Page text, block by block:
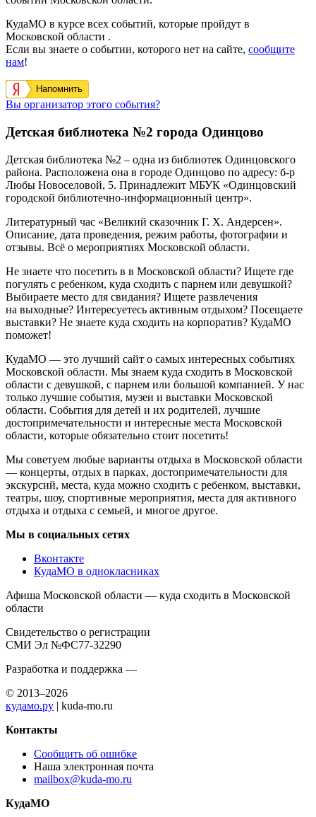
КудаМО в курсе всех событий, которые пройдут в
Московской области .
Если вы знаете о событии, которого нет на сайте, сообщите
нам!
Напомнить
Вы организатор этого события?
Детская библиотека №2 города Одинцово
Детская библиотека №2 – одна из библиотек Одинцовского
района. Расположена она в городе Одинцово по адресу: б-р
Любы Новоселовой, 5. Принадлежит МБУК «Одинцовский
городской библиотечно-информационный центр».
Литературный час «Великий сказочник Г. Х. Андерсен».
Описание, дата проведения, режим работы, фотографии и
отзывы. Всё о мероприятиях Московской области.
Не знаете что посетить в в Московской области? Ищете где
погулять с ребенком, куда сходить с парнем или девушкой?
Выбираете место для свидания? Ищете развлечения
на выходные? Интересуетесь активным отдыхом? Посещаете
выставки? Не знаете куда сходить на корпоратив? КудаМО
поможет!
КудаМО — это лучший сайт о самых интересных событиях
Московской области. Мы знаем куда сходить в Московской
области с девушкой, с парнем или большой компанией. У нас
только лучшие события, музеи и выставки Московской
области. События для детей и их родителей, лучшие
достопримечательности и интересные места Московской
области, которые обязательно стоит посетить!
Мы советуем любые варианты отдыха в Московской области
— концерты, отдых в парках, достопримечательности для
экскурсий, места, куда можно сходить с ребенком, выставки,
театры, шоу, спортивные мероприятия, места для активного
отдыха и отдыха с семьей, и многое другое.
Мы в социальных сетях
Вконтакте
КудаМО в однокласниках
Афиша Московской области — куда сходить в Московской
области
Свидетельство о регистрации
СМИ Эл №ФС77-32290
Разработка и поддержка —
© 2013–2026
кудамо.ру | kuda-mo.ru
Контакты
Сообщить об ошибке
Наша электронная почта
mailbox@kuda-mo.ru
КудаМО